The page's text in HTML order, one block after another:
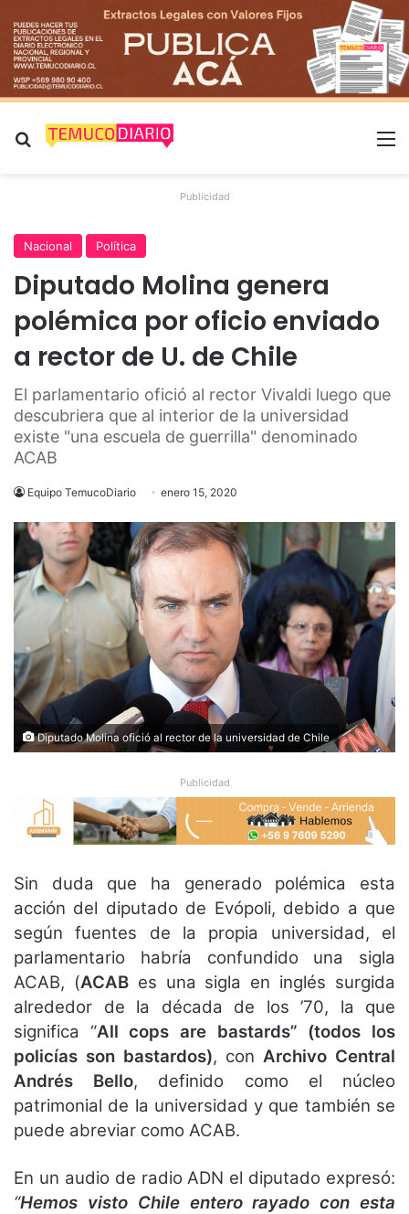
Buscar por
Publicidad
Nacional Política
Diputado Molina genera
polémica por oficio enviado
a rector de U. de Chile
El parlamentario ofició al rector Vivaldi luego que
descubriera que al interior de la universidad
existe "una escuela de guerrilla" denominado
ACAB
Equipo TemucoDiario enero 15, 2020
Diputado Molina ofició al rector de la universidad de Chile
Publicidad
Sin duda que ha generado polémica esta
acción del diputado de Evópoli, debido a que
según fuentes de la propia universidad, el
parlamentario habría confundido una sigla
ACAB, (ACABes una sigla en inglés surgida
alrededor de la década de los ’70, la que
significa “All cops are bastards” (todos los
policías son bastardos), con Archivo Central
Andrés Bello, definido como el núcleo
patrimonial de la universidad y que también se
puede abreviar como ACAB.
En un audio de radio ADN el diputado expresó:
“Hemos visto Chile entero rayado con esta